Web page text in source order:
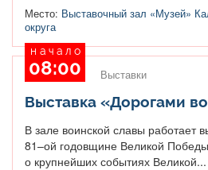
Место: Выставочный зал «Музей»
округа
начало
08:00 Выставки
Выставка «Дорогами
В зале воинской славы работает
81–ой годовщине Великой
о крупнейших событиях Великой...